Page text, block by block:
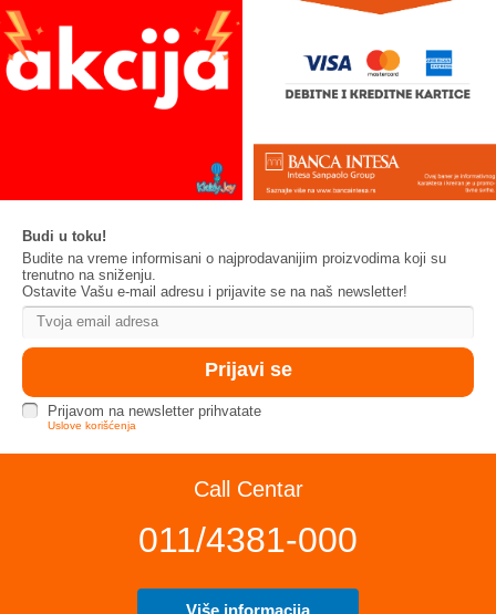
Budi u toku!
Budite na vreme informisani o najprodavanijim proizvodima koji su
trenutno na sniženju.
Ostavite Vašu e-mail adresu i prijavite se na naš newsletter!
Prijavom na newsletter prihvatate
Uslove korišćenja
Call Centar
011/4381-000
Više informacija